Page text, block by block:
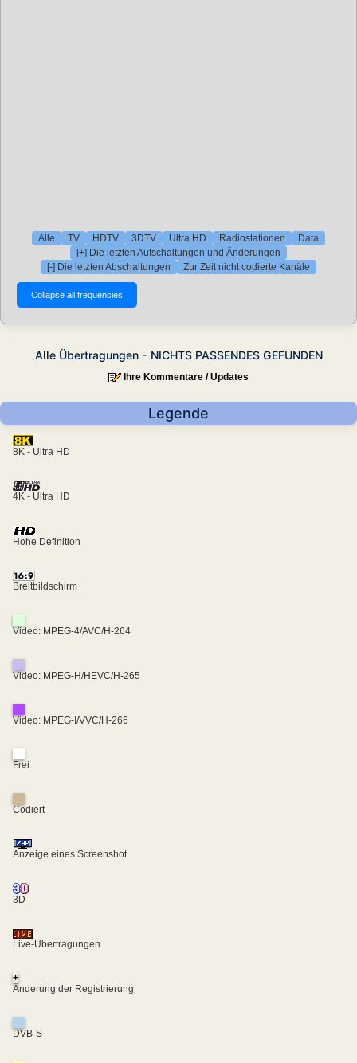
Alle TV HDTV 3DTV Ultra HD Radiostationen
Data
[+] Die letzten Aufschaltungen und Änderungen
[-] Die letzten Abschaltungen
Zur Zeit nicht codierte Kanäle
Alle Übertragungen - NICHTS PASSENDES GEFUNDEN
Ihre Kommentare / Updates
Legende
8K - Ultra HD
4K - Ultra HD
Hohe Definition
Breitbildschirm
Video: MPEG-4/AVC/H-264
Video: MPEG-H/HEVC/H-265
Video: MPEG-I/VVC/H-266
Frei
Codiert
Anzeige eines Screenshot
3D
Live-Übertragungen
+
Änderung der Registrierung
DVB-S